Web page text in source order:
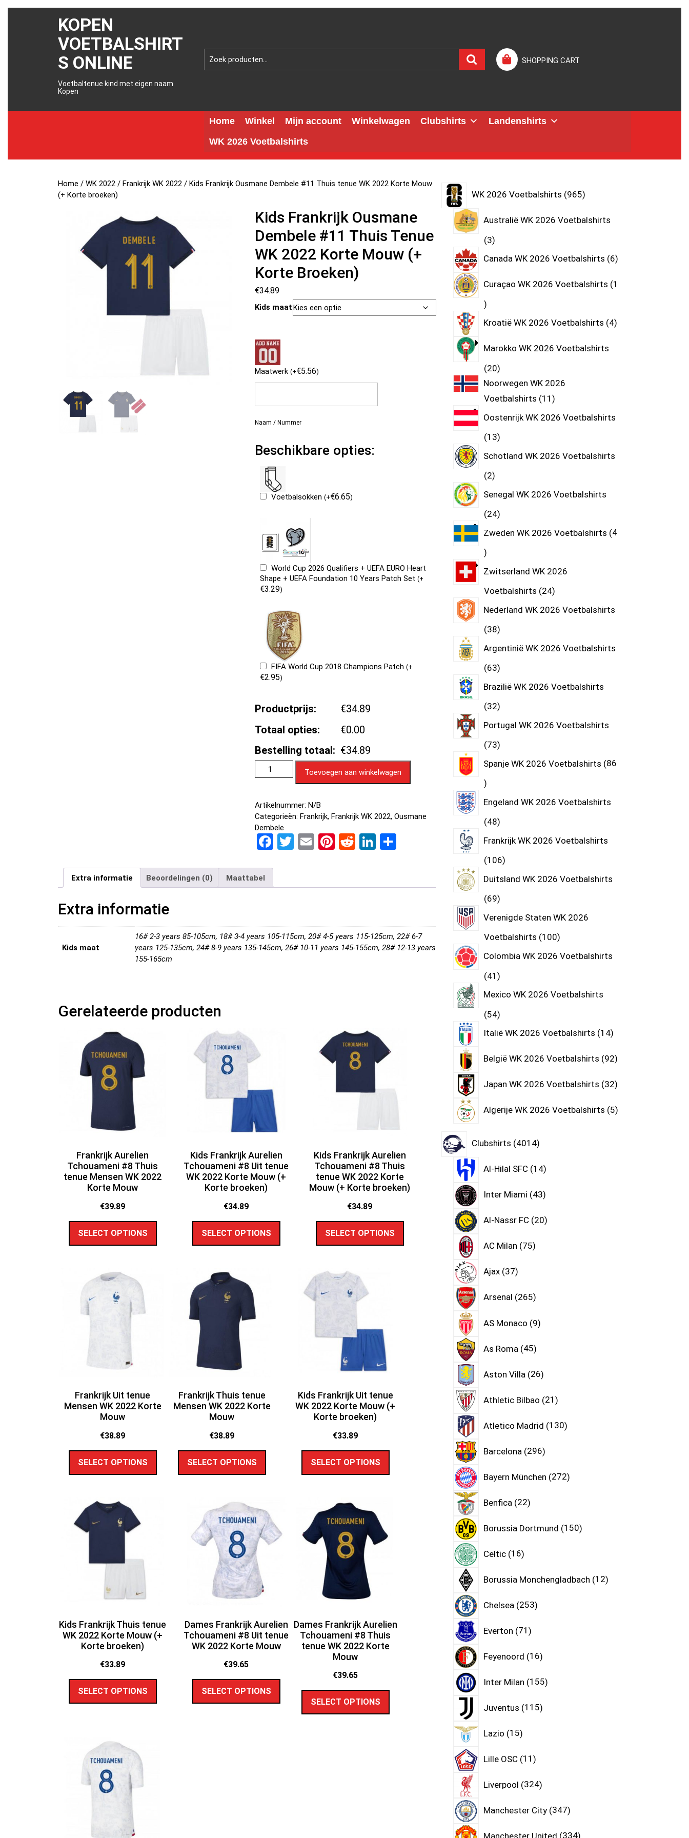
KOPEN
VOETBALSHIRT
S ONLINE
Voetbaltenue kind met eigen naam
Kopen
SHOPPING CART
Home Winkel Mijn account Winkelwagen Clubshirts
Landenshirts
WK 2026 Voetbalshirts
Home /WK 2022 /Frankrijk WK 2022 / Kids Frankrijk Ousmane Dembele #11 Thuis tenue WK 2022 Korte Mouw
(+ Korte broeken)
Kids Frankrijk Ousmane
Dembele #11 Thuis Tenue
WK 2022 Korte Mouw (+
Korte Broeken)
€34.89
Kids maat
Maatwerk (+€5.56)
Naam / Nummer
Beschikbare opties:
Voetbalsokken (+€6.65)
World Cup 2026 Qualifiers + UEFA EURO Heart
Shape + UEFA Foundation 10 Years Patch Set (+
€3.29)
FIFA World Cup 2018 Champions Patch (+
€2.95)
Productprijs:
€34.89
Totaal opties:
€0.00
Bestelling totaal: €34.89
Toevoegen aan winkelwagen
Artikelnummer: N/B
Categorieën: Frankrijk, Frankrijk WK 2022, Ousmane
Dembele
F
ce
b
o
k
T
er
E Pi
es
R
di
Li
dI
D
n
Extra informatie Beoordelingen (0) Maattabel
Extra informatie
Kids maat
16# 2-3 years 85-105cm, 18# 3-4 years 105-115cm, 20# 4-5 years 115-125cm, 22# 6-7
years 125-135cm, 24# 8-9 years 135-145cm, 26# 10-11 years 145-155cm, 28# 12-13 years
155-165cm
Gerelateerde producten
Frankrijk Aurelien
Tchouameni #8 Thuis
tenue Mensen WK 2022
Korte Mouw
€39.89
SELECT OPTIONS
Kids Frankrijk Aurelien
Tchouameni #8 Uit tenue
WK 2022 Korte Mouw (+
Korte broeken)
€34.89
SELECT OPTIONS
Kids Frankrijk Aurelien
Tchouameni #8 Thuis
tenue WK 2022 Korte
Mouw (+ Korte broeken)
€34.89
SELECT OPTIONS
Frankrijk Uit tenue
Mensen WK 2022 Korte
Mouw
€38.89
SELECT OPTIONS
Frankrijk Thuis tenue
Mensen WK 2022 Korte
Mouw
€38.89
SELECT OPTIONS
Kids Frankrijk Uit tenue
WK 2022 Korte Mouw (+
Korte broeken)
€33.89
SELECT OPTIONS
Kids Frankrijk Thuis tenue
WK 2022 Korte Mouw (+
Korte broeken)
€33.89
SELECT OPTIONS
Dames Frankrijk Aurelien
Tchouameni #8 Uit tenue
WK 2022 Korte Mouw
€39.65
SELECT OPTIONS
Dames Frankrijk Aurelien
Tchouameni #8 Thuis
tenue WK 2022 Korte
Mouw
€39.65
SELECT OPTIONS
WK 2026 Voetbalshirts 965
Australië WK 2026 Voetbalshirts
3
Canada WK 2026 Voetbalshirts 6
Curaçao WK 2026 Voetbalshirts 1
Kroatië WK 2026 Voetbalshirts 4
Marokko WK 2026 Voetbalshirts
20
Noorwegen WK 2026
Voetbalshirts 11
Oostenrijk WK 2026 Voetbalshirts
13
Schotland WK 2026 Voetbalshirts
2
Senegal WK 2026 Voetbalshirts
24
Zweden WK 2026 Voetbalshirts 4
Zwitserland WK 2026
Voetbalshirts 24
Nederland WK 2026 Voetbalshirts
38
Argentinië WK 2026 Voetbalshirts
63
Brazilië WK 2026 Voetbalshirts
32
Portugal WK 2026 Voetbalshirts
73
Spanje WK 2026 Voetbalshirts 86
Engeland WK 2026 Voetbalshirts
48
Frankrijk WK 2026 Voetbalshirts
106
Duitsland WK 2026 Voetbalshirts
69
Verenigde Staten WK 2026
Voetbalshirts 100
Colombia WK 2026 Voetbalshirts
41
Mexico WK 2026 Voetbalshirts
54
Italië WK 2026 Voetbalshirts 14
België WK 2026 Voetbalshirts 92
Japan WK 2026 Voetbalshirts 32
Algerije WK 2026 Voetbalshirts 5
Clubshirts 4014
Al-Hilal SFC 14
Inter Miami 43
Al-Nassr FC 20
AC Milan 75
Ajax 37
Arsenal 265
AS Monaco 9
As Roma 45
Aston Villa 26
Athletic Bilbao 21
Atletico Madrid 130
Barcelona 296
Bayern München 272
Benfica 22
Borussia Dortmund 150
Celtic 16
Borussia Monchengladbach 12
Chelsea 253
Everton 71
Feyenoord 16
Inter Milan 155
Juventus 115
Lazio 15
Lille OSC 11
Liverpool 324
Manchester City 347
Manchester United 334